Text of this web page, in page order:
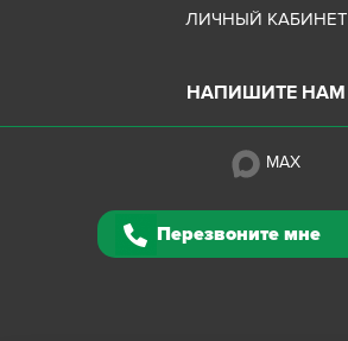
ЛИЧНЫЙ КАБИНЕТ
НАПИШИТЕ НАМ
MAX
Перезвоните мне